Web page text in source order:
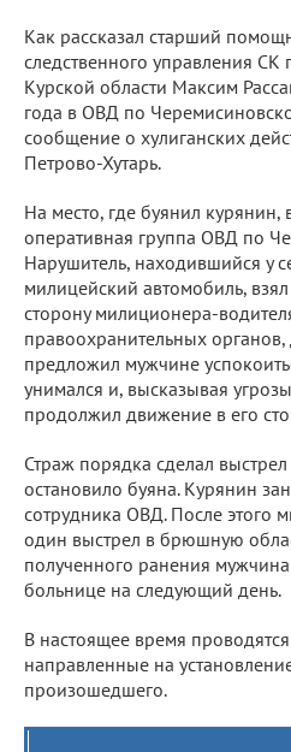
Как рассказал старший
следственного управления
Курской области Максим
года в ОВД по
сообщение о хулиганских
Петрово-Хутарь.
На место, где буянил курянин,
оперативная группа ОВД по
Нарушитель, находившийся у
милицейский автомобиль,
сторону милиционера-
правоохранительных
предложил мужчине
унимался и, высказывая
продолжил движение в его
Страж порядка сделал
остановило буяна. Курянин
сотрудника ОВД. После этого
один выстрел в брюшную
полученного ранения
больнице на следующий день.
В настоящее время
направленные на
произошедшего.